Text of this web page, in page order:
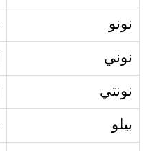
نونو
نوني
نونتي
بيلو